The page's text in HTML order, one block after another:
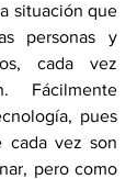
situación que
personas y
cada vez
Fácilmente
pues
cada vez son
pero como